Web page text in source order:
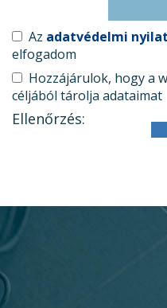
Az adatvédelmi
elfogadom
Hozzájárulok, hogy a
céljából tárolja adataimat
Ellenőrzés: